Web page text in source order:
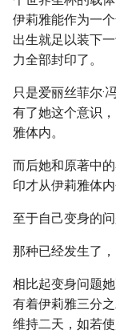
伊莉雅能作为一
出生就足以装下
力全部封印了。
只是爱丽丝菲尔·
有了她这个意识
雅体内。
而后她和原著中
印才从伊莉雅体内
至于自己变身的
那种已经发生了
相比起变身问题
有着伊莉雅三分
维持二天，如若